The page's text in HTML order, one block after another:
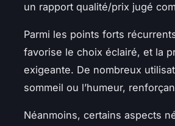
un rapport qualité/prix jugé
Parmi les points forts
favorise le choix éclairé, et la
exigeante. De nombreux
sommeil ou l’humeur,
Néanmoins, certains aspects